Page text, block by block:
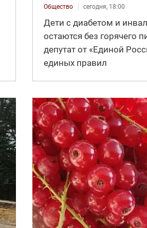
Общество сегодня, 18:00
Дети с диабетом и
остаются без горячего
депутат от «Единой
единых правил